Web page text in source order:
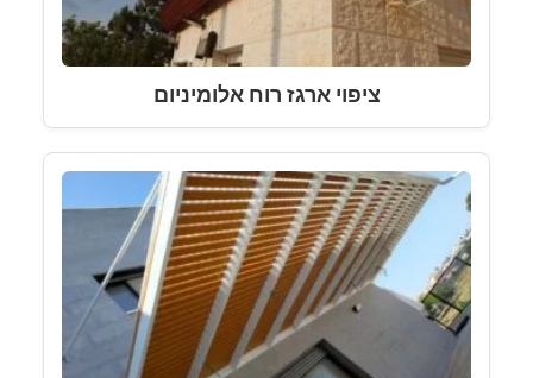
ציפוי ארגז רוח אלומיניום